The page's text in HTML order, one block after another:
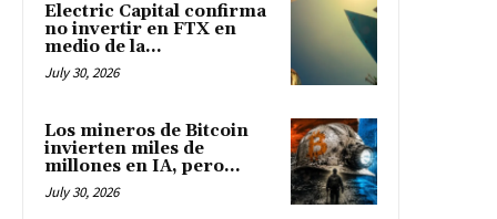
Electric Capital confirma
no invertir en FTX en
medio de la...
July 30, 2026
Los mineros de Bitcoin
invierten miles de
millones en IA, pero...
July 30, 2026